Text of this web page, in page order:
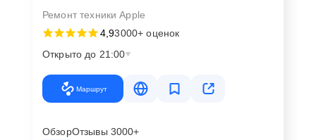
Ремонт техники Apple
4,93000+ оценок
Открыто до 21:00
Маршрут
ОбзорОтзывы 3000+